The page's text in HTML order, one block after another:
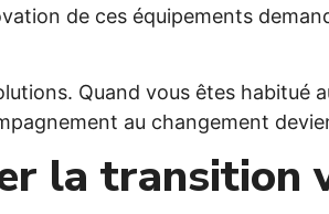
de ces équipements
Quand vous êtes habitué
au changement
la transition